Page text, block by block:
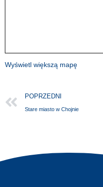
Wyświetl większą mapę
POPRZEDNI
Stare miasto w Chojnie